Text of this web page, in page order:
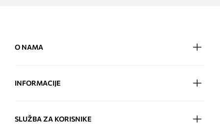
O NAMA
INFORMACIJE
SLUŽBA ZA KORISNIKE